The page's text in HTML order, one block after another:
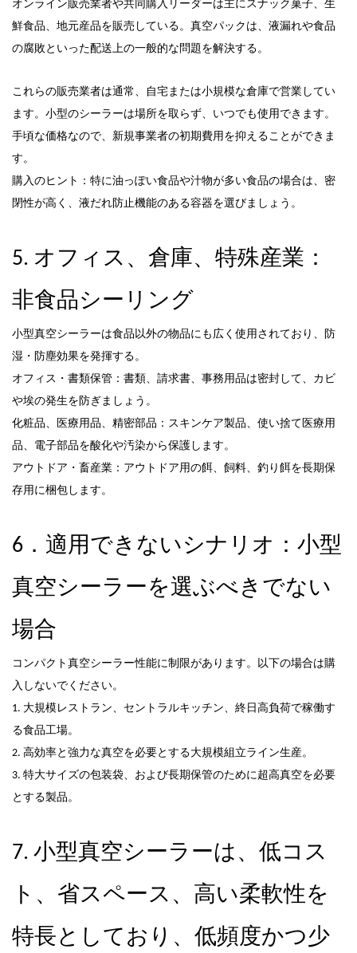
オンライン販売業者や共同購入リーダーは主にスナック菓子、生
鮮食品、地元産品を販売している。真空パックは、液漏れや食品
の腐敗といった配送上の一般的な問題を解決する。
これらの販売業者は通常、自宅または小規模な倉庫で営業してい
ます。小型のシーラーは場所を取らず、いつでも使用できます。
手頃な価格なので、新規事業者の初期費用を抑えることができま
す。
購入のヒント：特に油っぽい食品や汁物が多い食品の場合は、密
閉性が高く、液だれ防止機能のある容器を選びましょう。
5. オフィス、倉庫、特殊産業：
非食品シーリング
小型真空シーラーは食品以外の物品にも広く使用されており、防
湿・防塵効果を発揮する。
オフィス・書類保管：書類、請求書、事務用品は密封して、カビ
や埃の発生を防ぎましょう。
化粧品、医療用品、精密部品：スキンケア製品、使い捨て医療用
品、電子部品を酸化や汚染から保護します。
アウトドア・畜産業：アウトドア用の餌、飼料、釣り餌を長期保
存用に梱包します。
6．適用できないシナリオ：小型
真空シーラーを選ぶべきでない
場合
コンパクト真空シーラー性能に制限があります。以下の場合は購
入しないでください。
1. 大規模レストラン、セントラルキッチン、終日高負荷で稼働す
る食品工場。
2. 高効率と強力な真空を必要とする大規模組立ライン生産。
3. 特大サイズの包装袋、および長期保管のために超高真空を必要
とする製品。
7. 小型真空シーラーは、低コス
ト、省スペース、高い柔軟性を
特長としており、低頻度かつ少